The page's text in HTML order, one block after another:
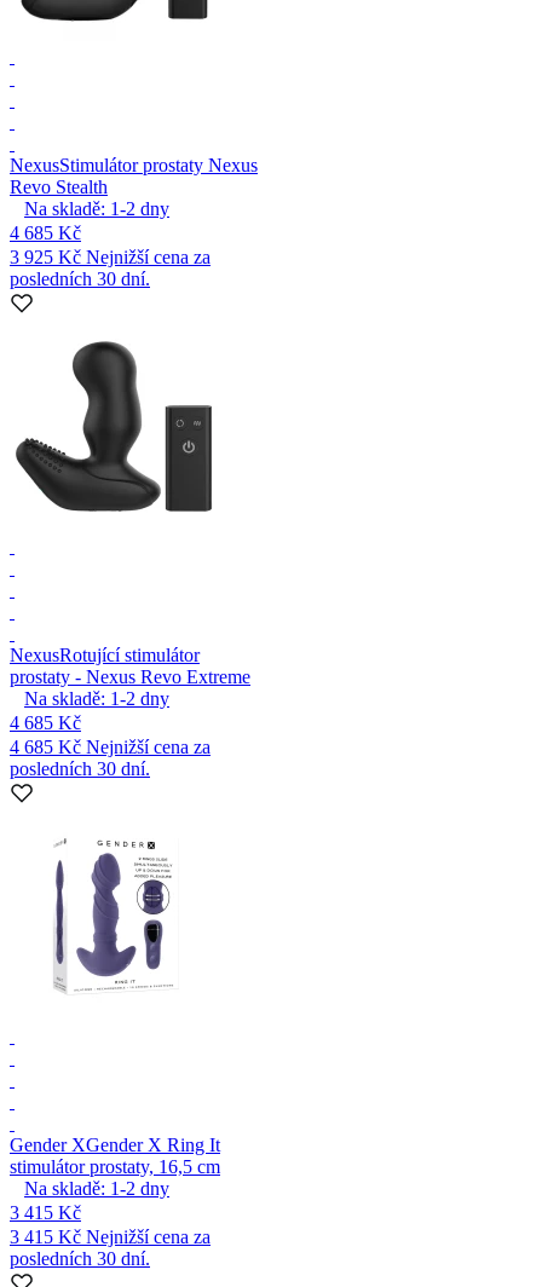
NexusStimulátor prostaty Nexus
Revo Stealth
Na skladě: 1-2 dny
4 685 Kč
3 925 Kč Nejnižší cena za
posledních 30 dní.
NexusRotující stimulátor
prostaty - Nexus Revo Extreme
Na skladě: 1-2 dny
4 685 Kč
4 685 Kč Nejnižší cena za
posledních 30 dní.
Gender XGender X Ring It
stimulátor prostaty, 16,5 cm
Na skladě: 1-2 dny
3 415 Kč
3 415 Kč Nejnižší cena za
posledních 30 dní.